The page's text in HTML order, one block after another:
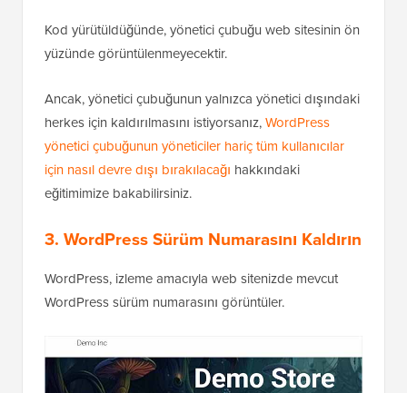
Kod yürütüldüğünde, yönetici çubuğu web sitesinin ön
yüzünde görüntülenmeyecektir.
Ancak, yönetici çubuğunun yalnızca yönetici dışındaki
herkes için kaldırılmasını istiyorsanız,WordPress
yönetici çubuğunun yöneticiler hariç tüm kullanıcılar
için nasıl devre dışı bırakılacağı hakkındaki
eğitimimize bakabilirsiniz.
3. WordPress Sürüm Numarasını Kaldırın
WordPress, izleme amacıyla web sitenizde mevcut
WordPress sürüm numarasını görüntüler.